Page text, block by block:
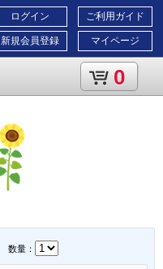
ご利用ガイド
マイページ
ログイン
新規会員登録
0
数量：